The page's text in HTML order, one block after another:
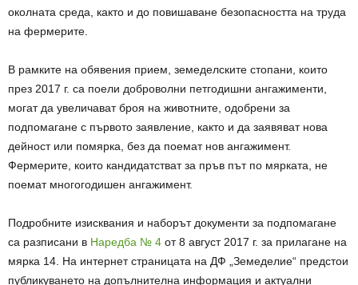
околната среда, както и до повишаване безопасността на труда
на фермерите.
В рамките на обявения прием, земеделските стопани, които
през 2017 г. са поели доброволни петгодишни ангажименти,
могат да увеличават броя на животните, одобрени за
подпомагане с първото заявление, както и да заявяват нова
дейност или помярка, без да поемат нов ангажимент.
Фермерите, които кандидатстват за пръв път по мярката, не
поемат многогодишен ангажимент.
Подробните изисквания и наборът документи за подпомагане
са разписани в Наредба № 4 от 8 август 2017 г. за прилагане на
мярка 14. На интернет страницата на ДФ „Земеделие“ предстои
публикуването на допълнителна информация и актуални